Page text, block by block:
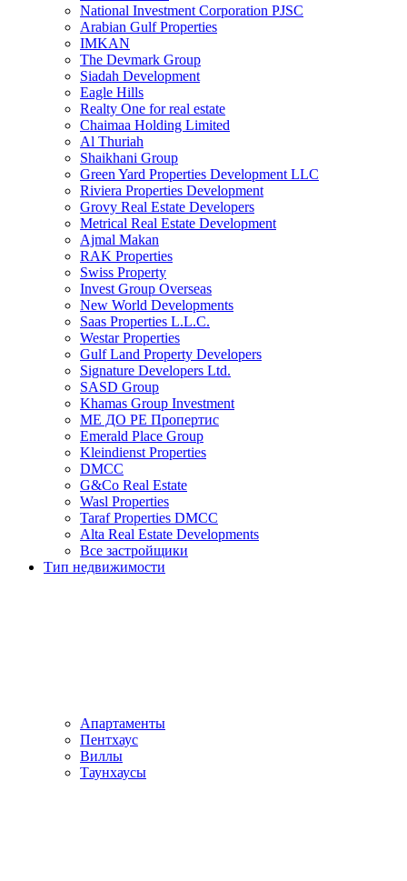
National Investment Corporation PJSC
Arabian Gulf Properties
IMKAN
The Devmark Group
Siadah Development
Eagle Hills
Realty One for real estate
Chaimaa Holding Limited
Al Thuriah
Shaikhani Group
Green Yard Properties Development LLC
Riviera Properties Development
Grovy Real Estate Developers
Metrical Real Estate Development
Ajmal Makan
RAK Properties
Swiss Property
Invest Group Overseas
New World Developments
Saas Properties L.L.C.
Westar Properties
Gulf Land Property Developers
Signature Developers Ltd.
SASD Group
Khamas Group Investment
МЕ ДО РЕ Пропертис
Emerald Place Group
Kleindienst Properties
DMCC
G&Co Real Estate
Wasl Properties
Taraf Properties DMCC
Alta Real Estate Developments
Все застройщики
Тип недвижимости
Апартаменты
Пентхаус
Виллы
Таунхаусы